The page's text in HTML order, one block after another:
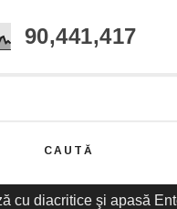
90,441,417
CAUTĂ